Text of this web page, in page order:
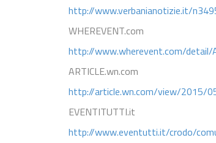
http://www.verbanianotizie.it/
WHEREVENT.com
http://www.wherevent.com/detail/
ARTICLE.wn.com
http://article.wn.com/view/2015/
EVENTITUTTI.it
http://www.eventutti.it/crodo/